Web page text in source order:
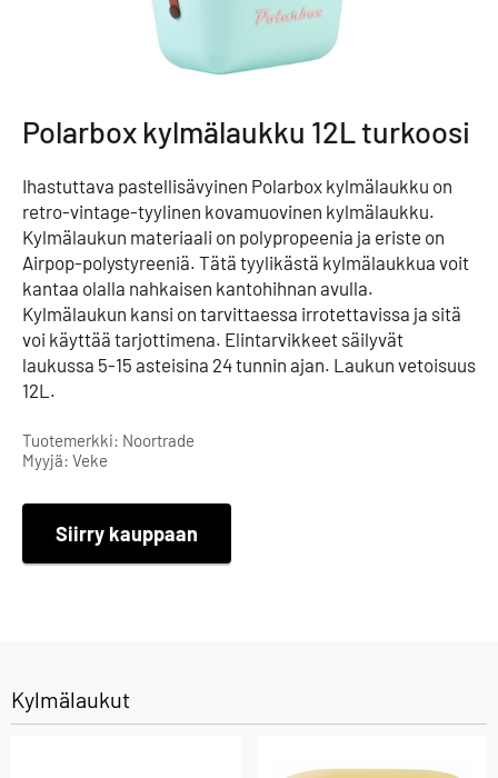
Polarbox kylmälaukku 12L turkoosi
Ihastuttava pastellisävyinen Polarbox kylmälaukku on
retro-vintage-tyylinen kovamuovinen kylmälaukku.
Kylmälaukun materiaali on polypropeenia ja eriste on
Airpop-polystyreeniä. Tätä tyylikästä kylmälaukkua voit
kantaa olalla nahkaisen kantohihnan avulla.
Kylmälaukun kansi on tarvittaessa irrotettavissa ja sitä
voi käyttää tarjottimena. Elintarvikkeet säilyvät
laukussa 5-15 asteisina 24 tunnin ajan. Laukun vetoisuus
12L.
Tuotemerkki: Noortrade
Myyjä: Veke
Siirry kauppaan
Kylmälaukut